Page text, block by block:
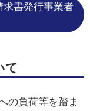
求書発行事業者
て
の負荷等を踏ま